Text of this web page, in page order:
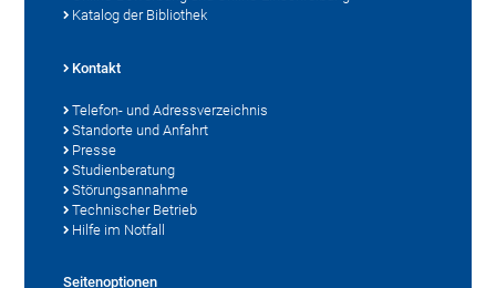
Katalog der Bibliothek
Kontakt
Telefon- und Adressverzeichnis
Standorte und Anfahrt
Presse
Studienberatung
Störungsannahme
Technischer Betrieb
Hilfe im Notfall
Seitenoptionen